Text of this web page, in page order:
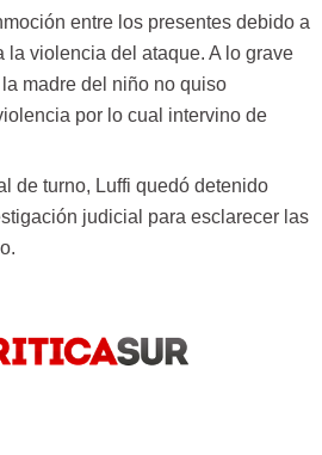
entre los presentes debido a
la violencia del ataque. A lo grave
madre del niño no quiso
por lo cual intervino de
de turno, Luffi quedó detenido
judicial para esclarecer las